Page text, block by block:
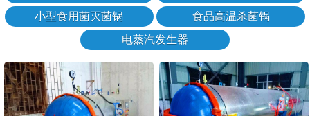
小型食用菌灭菌锅
食品高温杀菌锅
电蒸汽发生器